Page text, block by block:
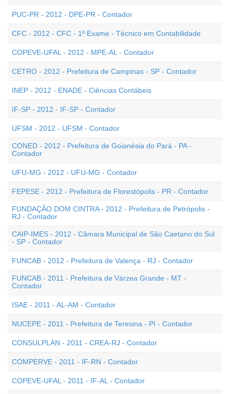
PUC-PR - 2012 - DPE-PR - Contador
CFC - 2012 - CFC - 1º Exame - Técnico em Contabilidade
COPEVE-UFAL - 2012 - MPE-AL - Contador
CETRO - 2012 - Prefeitura de Campinas - SP - Contador
INEP - 2012 - ENADE - Ciências Contábeis
IF-SP - 2012 - IF-SP - Contador
UFSM - 2012 - UFSM - Contador
CONED - 2012 - Prefeitura de Goianésia do Pará - PA -
Contador
UFU-MG - 2012 - UFU-MG - Contador
FEPESE - 2012 - Prefeitura de Florestópolis - PR - Contador
FUNDAÇÃO DOM CINTRA - 2012 - Prefeitura de Petrópolis -
RJ - Contador
CAIP-IMES - 2012 - Câmara Municipal de São Caetano do Sul
- SP - Contador
FUNCAB - 2012 - Prefeitura de Valença - RJ - Contador
FUNCAB - 2011 - Prefeitura de Várzea Grande - MT -
Contador
ISAE - 2011 - AL-AM - Contador
NUCEPE - 2011 - Prefeitura de Teresina - PI - Contador
CONSULPLAN - 2011 - CREA-RJ - Contador
COMPERVE - 2011 - IF-RN - Contador
COPEVE-UFAL - 2011 - IF-AL - Contador